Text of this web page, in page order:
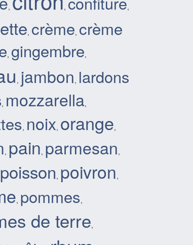
, , ,
, crème, crème
, gingembre,
, jambon, lardons
, mozzarella,
, noix, orange,
, pain, parmesan,
poisson, poivron,
, pommes,
de terre,